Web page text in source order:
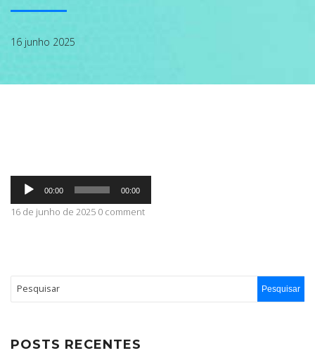
GALERIA
16 junho 2025
Tocador
áudio
00:00 00:00
16 de junho de 2025 0 comment
POSTS RECENTES